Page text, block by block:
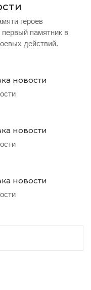
героев
памятник в
действий.
новости
новости
новости